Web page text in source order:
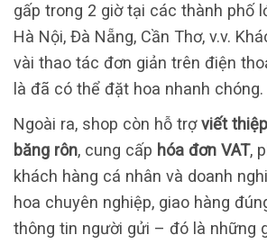
gấp trong 2 giờ tại các thành phố
Hà Nội, Đà Nẵng, Cần Thơ, v.v.
vài thao tác đơn giản trên điện
là đã có thể đặt hoa nhanh chóng.
Ngoài ra, shop còn hỗ trợviết
băng rôn, cung cấp hóa đơn VAT,
khách hàng cá nhân và doanh
hoa chuyên nghiệp, giao hàng
thông tin người gửi – đó là những